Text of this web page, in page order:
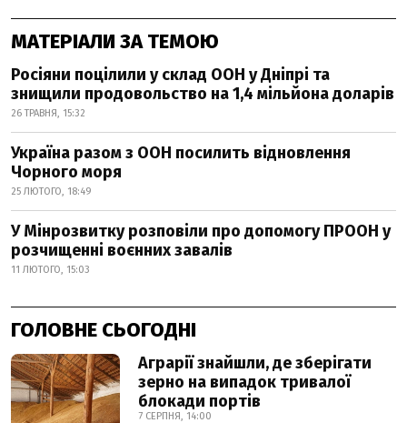
МАТЕРІАЛИ ЗА ТЕМОЮ
Росіяни поцілили у склад ООН у Дніпрі та
знищили продовольство на 1,4 мільйона доларів
26 ТРАВНЯ, 15:32
Україна разом з ООН посилить відновлення
Чорного моря
25 ЛЮТОГО, 18:49
У Мінрозвитку розповіли про допомогу ПРООН у
розчищенні воєнних завалів
11 ЛЮТОГО, 15:03
ГОЛОВНЕ СЬОГОДНІ
Аграрії знайшли, де зберігати
зерно на випадок тривалої
блокади портів
7 СЕРПНЯ, 14:00